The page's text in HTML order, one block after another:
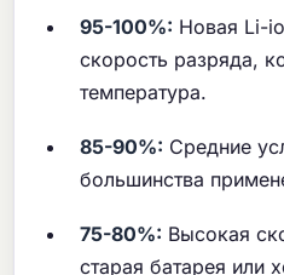
95-100%: Новая Li-
скорость разряда,
температура.
85-90%: Средние
большинства
75-80%: Высокая
старая батарея или